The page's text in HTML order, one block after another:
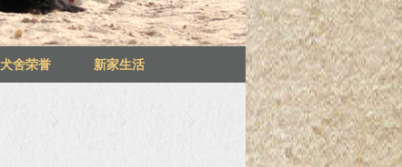
犬舍荣誉 新家生活